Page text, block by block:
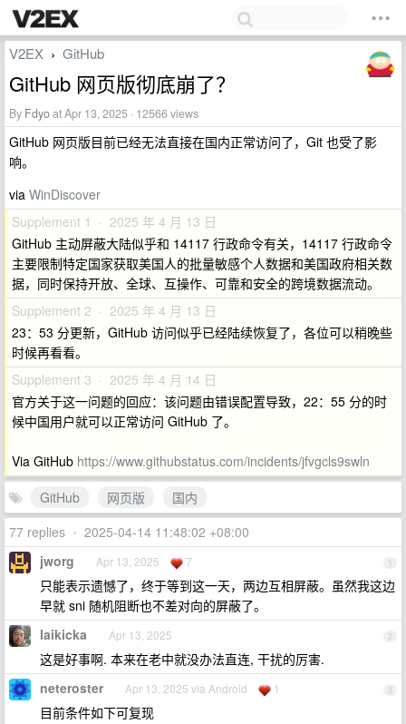
V2EX › GitHub
GitHub 网页版彻底崩了？
By Fdyoat Apr 13, 2025 · 12566 views
GitHub 网页版目前已经无法直接在国内正常访问了，Git 也受了影
响。
via WinDiscover
Supplement 1 · 2025 年 4 月 13 日
GitHub 主动屏蔽大陆似乎和 14117 行政命令有关，14117 行政命令
主要限制特定国家获取美国人的批量敏感个人数据和美国政府相关数
据，同时保持开放、全球、互操作、可靠和安全的跨境数据流动。
Supplement 2 · 2025 年 4 月 13 日
23：53 分更新，GitHub 访问似乎已经陆续恢复了，各位可以稍晚些
时候再看看。
Supplement 3 · 2025 年 4 月 14 日
官方关于这一问题的回应：该问题由错误配置导致，22：55 分的时
候中国用户就可以正常访问 GitHub 了。
Via GitHub https://www.githubstatus.com/incidents/jfvgcls9swln
GitHub
网页版
国内
77 replies • 2025-04-14 11:48:02 +08:00
1
jworg Apr 13, 2025 7
只能表示遗憾了，终于等到这一天，两边互相屏蔽。虽然我这边
早就 sni 随机阻断也不差对向的屏蔽了。
2
laikicka Apr 13, 2025
这是好事啊. 本来在老中就没办法直连, 干扰的厉害.
3
neteroster Apr 13, 2025 via Android 1
目前条件如下可复现